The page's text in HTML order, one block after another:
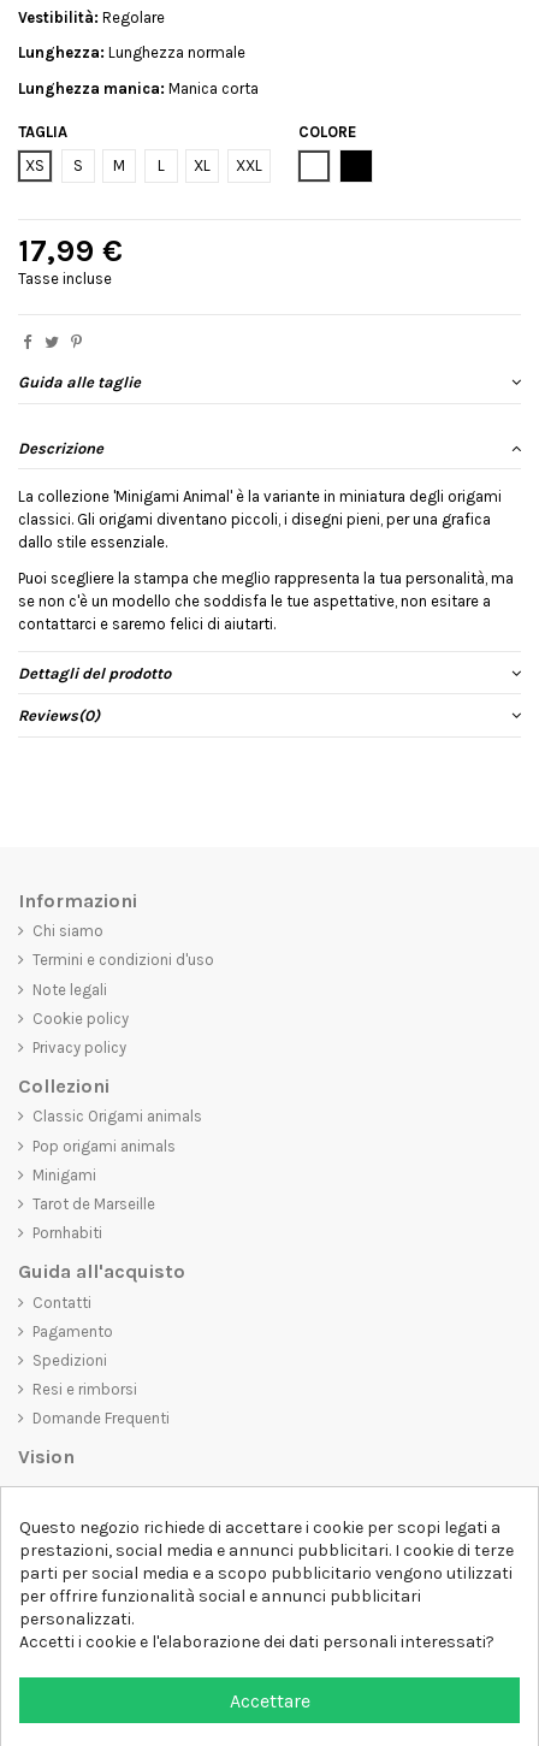
Vestibilità: Regolare
Lunghezza: Lunghezza normale
Lunghezza manica: Manica corta
TAGLIA
XS
S M L XL XXL
COLORE
17,99 €
Tasse incluse
Guida alle taglie
Descrizione
La collezione 'Minigami Animal' è la variante in miniatura degli origami
classici. Gli origami diventano piccoli, i disegni pieni, per una grafica
dallo stile essenziale.
Puoi scegliere la stampa che meglio rappresenta la tua personalità, ma
se non c'è un modello che soddisfa le tue aspettative, non esitare a
contattarci e saremo felici di aiutarti.
Dettagli del prodotto
Reviews(0)
Informazioni
Chi siamo
Termini e condizioni d'uso
Note legali
Cookie policy
Privacy policy
Collezioni
Classic Origami animals
Pop origami animals
Minigami
Tarot de Marseille
Pornhabiti
Guida all'acquisto
Contatti
Pagamento
Spedizioni
Resi e rimborsi
Domande Frequenti
Vision
belli da vedere, ma che trasmettano anche un messaggio importante.
Che siate alla ricerca di una t-shirt unica e di tendenza, di una felpa
comoda e accogliente o di un accessorio esclusivo,D-SHIRTha
qualcosa per tutti.
Follow us
Questo negozio richiede di accettare i cookie per scopi legati a
prestazioni, social media e annunci pubblicitari. I cookie di terze
parti per social media e a scopo pubblicitario vengono utilizzati
per offrire funzionalità social e annunci pubblicitari
personalizzati.
Accetti i cookie e l'elaborazione dei dati personali interessati?
Accettare